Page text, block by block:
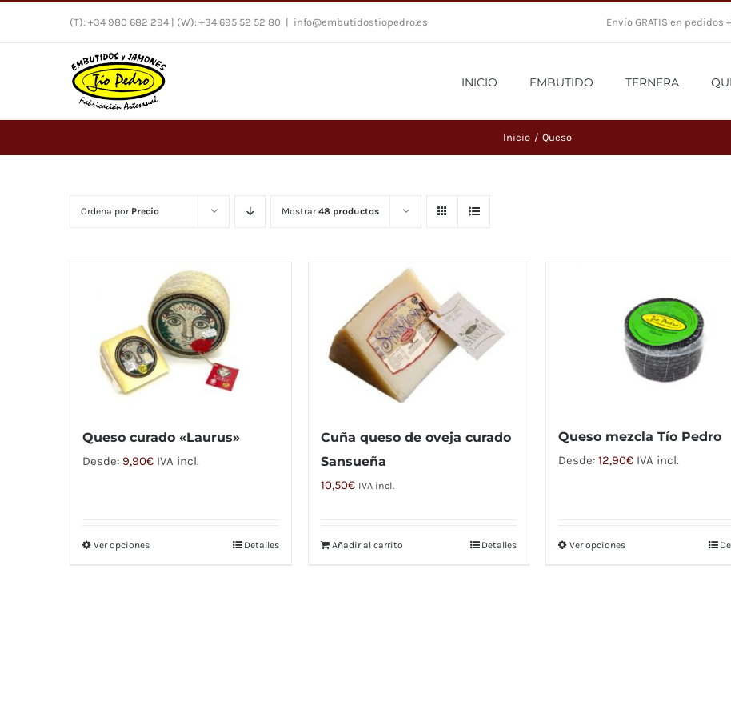
(T): +34 980 682 294 | (W): +34 695 52 52 80 info@embutidostiopedro.es Envío GRATIS en pedidos
INICIO EMBUTIDO TERNERA
Inicio Queso
Ordena por Precio Mostrar48 productos
Queso curado «Laurus»
Desde: 9,90€ IVA incl.
Ver opcionesEste
Detalles
Cuña queso de oveja curado
Sansueña
10,50€ IVA incl.
Añadir al carrito Detalles
Queso mezcla Tío Pedro
Desde: 12,90€ IVA incl.
Ver opcionesEste